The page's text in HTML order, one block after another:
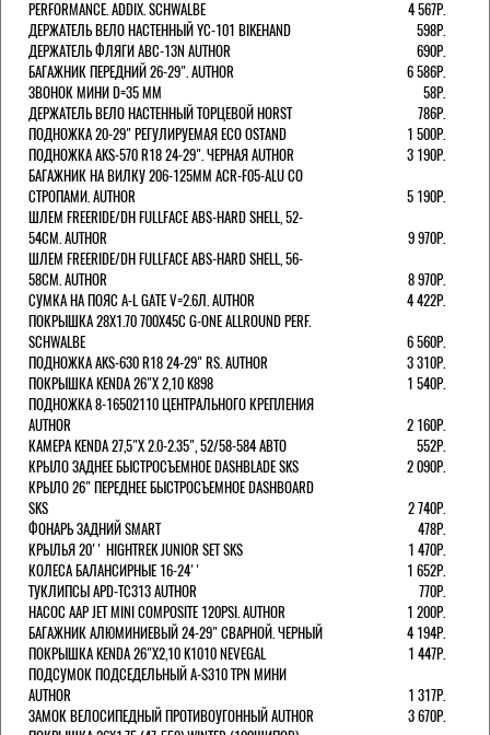
PERFORMANCE. ADDIX. SCHWALBE
4 567Р.
ДЕРЖАТЕЛЬ ВЕЛО НАСТЕННЫЙ YC-101 BIKEHAND
598Р.
ДЕРЖАТЕЛЬ ФЛЯГИ ABC-13N AUTHOR
690Р.
БАГАЖНИК ПЕРЕДНИЙ 26-29". AUTHOR
6 586Р.
ЗВОНОК МИНИ D=35 ММ
58Р.
ДЕРЖАТЕЛЬ ВЕЛО НАСТЕННЫЙ ТОРЦЕВОЙ HORST
786Р.
ПОДНОЖКА 20-29" РЕГУЛИРУЕМАЯ ECO OSTAND
1 500Р.
ПОДНОЖКА AKS-570 R18 24-29". ЧЕРНАЯ AUTHOR
3 190Р.
БАГАЖНИК НА ВИЛКУ 206-125ММ ACR-F05-ALU СО
СТРОПАМИ. AUTHOR
5 190Р.
ШЛЕМ FREERIDE/DH FULLFACE ABS-HARD SHELL, 52-
54СМ. AUTHOR
9 970Р.
ШЛЕМ FREERIDE/DH FULLFACE ABS-HARD SHELL, 56-
58СМ. AUTHOR
8 970Р.
СУМКА НА ПОЯС A-L GATE V=2.6Л. AUTHOR
4 422Р.
ПОКРЫШКА 28X1.70 700X45C G-ONE ALLROUND PERF.
SCHWALBE
6 560Р.
ПОДНОЖКА AKS-630 R18 24-29" RS. AUTHOR
3 310Р.
ПОКРЫШКА KENDA 26"Х 2,10 K898
1 540Р.
ПОДНОЖКА 8-16502110 ЦЕНТРАЛЬНОГО КРЕПЛЕНИЯ
AUTHOR
2 160Р.
КАМЕРА KENDA 27,5"Х 2.0-2.35", 52/58-584 АВТО
552Р.
КРЫЛО ЗАДНЕЕ БЫСТРОСЪЕМНОЕ DASHBLADE SKS
2 090Р.
КРЫЛО 26" ПЕРЕДНЕЕ БЫСТРОСЪЕМНОЕ DASHBOARD
SKS
2 740Р.
ФОНАРЬ ЗАДНИЙ SMART
478Р.
КРЫЛЬЯ 20'' HIGHTREK JUNIOR SET SKS
1 470Р.
КОЛЕСА БАЛАНСИРНЫЕ 16-24''
1 652Р.
ТУКЛИПСЫ APD-TC313 AUTHOR
770Р.
НАСОС AAP JET MINI COMPOSITE 120PSI. AUTHOR
1 200Р.
БАГАЖНИК АЛЮМИНИЕВЫЙ 24-29" СВАРНОЙ. ЧЕРНЫЙ
4 194Р.
ПОКРЫШКА KENDA 26"Х2,10 K1010 NEVEGAL
1 447Р.
ПОДСУМОК ПОДСЕДЕЛЬНЫЙ A-S310 TPN МИНИ
AUTHOR
1 317Р.
ЗАМОК ВЕЛОСИПЕДНЫЙ ПРОТИВОУГОННЫЙ AUTHOR
3 670Р.